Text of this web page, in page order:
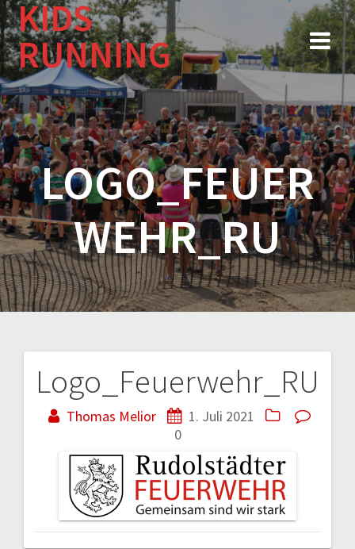
Zum
Inhalt
springen
KIDS
RUNNING
LOGO_FEUER
WEHR_RU
Logo_Feuerwehr_RU
Thomas Melior
1. Juli 2021
0
Beitragsnavigation